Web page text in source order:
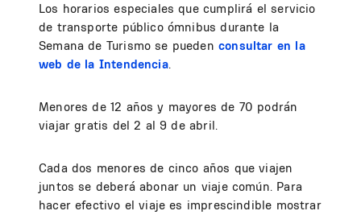
Los horarios especiales que cumplirá el servicio
de transporte público ómnibus durante la
Semana de Turismo se puedenconsultar en la
web de la Intendencia.
Menores de 12 años y mayores de 70 podrán
viajar gratis del 2 al 9 de abril.
Cada dos menores de cinco años que viajen
juntos se deberá abonar un viaje común. Para
hacer efectivo el viaje es imprescindible mostrar